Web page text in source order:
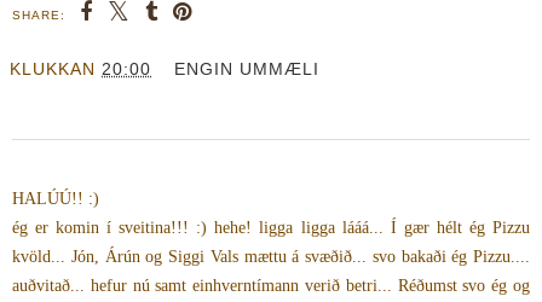
SHARE:
KLUKKAN 20:00 ENGIN UMMÆLI
HALÚÚ!! :)
ég er komin í sveitina!!! :) hehe! ligga ligga lááá... Í gær hélt ég Pizzu
kvöld... Jón, Árún og Siggi Vals mættu á svæðið... svo bakaði ég Pizzu....
auðvitað... hefur nú samt einhverntímann verið betri... Réðumst svo ég og